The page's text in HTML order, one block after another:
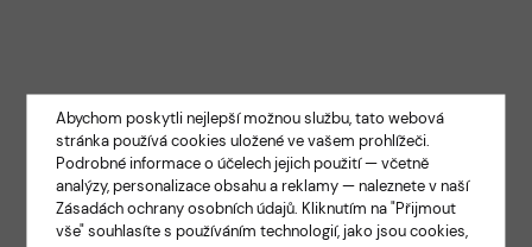
Abychom poskytli nejlepší možnou službu, tato webová
stránka používá cookies uložené ve vašem prohlížeči.
Podrobné informace o účelech jejich použití — včetně
analýzy, personalizace obsahu a reklamy — naleznete v naší
Zásadách ochrany osobních údajů. Kliknutím na "Přijmout
vše" souhlasíte s používáním technologií, jako jsou cookies,